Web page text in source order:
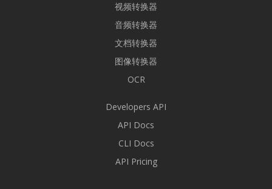
视频转换器
音频转换器
文档转换器
图像转换器
OCR
Developers API
API Docs
CLI Docs
API Pricing